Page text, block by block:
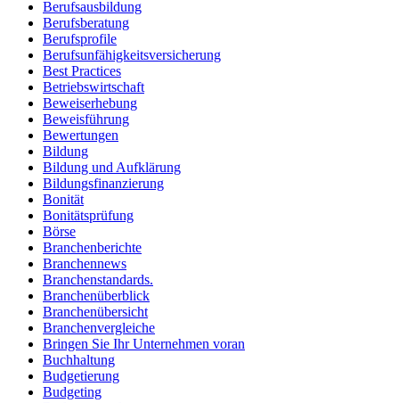
Berufsausbildung
Berufsberatung
Berufsprofile
Berufsunfähigkeitsversicherung
Best Practices
Betriebswirtschaft
Beweiserhebung
Beweisführung
Bewertungen
Bildung
Bildung und Aufklärung
Bildungsfinanzierung
Bonität
Bonitätsprüfung
Börse
Branchenberichte
Branchennews
Branchenstandards.
Branchenüberblick
Branchenübersicht
Branchenvergleiche
Bringen Sie Ihr Unternehmen voran
Buchhaltung
Budgetierung
Budgeting